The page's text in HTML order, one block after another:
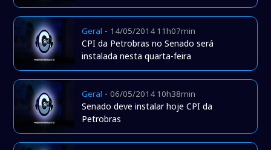
Geral - 14/05/2014 11h07min
CPI da Petrobras no Senado será
instalada nesta quarta-feira
Geral -06/05/2014 10h38min
Senado deve instalar hoje CPI da
Petrobras